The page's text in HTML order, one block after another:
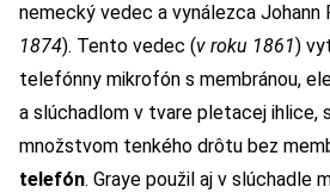
nemecký vedec a vynálezca Johann
1874). Tento vedec (v roku 1861)
telefónny mikrofón s membránou,
a slúchadlom v tvare pletacej ihlice,
množstvom tenkého drôtu bez
telefón. Graye použil aj v slúchadle